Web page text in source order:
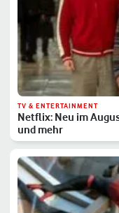
TV & ENTERTAINMENT
Netflix: Neu im
und mehr